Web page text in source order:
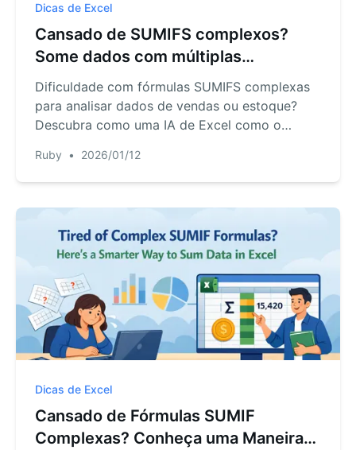
Dicas de Excel
Cansado de SUMIFS complexos?
Some dados com múltiplas
condições no Excel usando
linguagem simples
Dificuldade com fórmulas SUMIFS complexas
para analisar dados de vendas ou estoque?
Descubra como uma IA de Excel como o
perguntas simples, poupando tempo e
evitando erros.
Ruby • 2026/01/12
Dicas de Excel
Cansado de Fórmulas SUMIF
Complexas? Conheça uma Maneira